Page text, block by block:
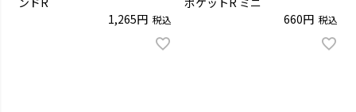
1,265
税込
660
税込